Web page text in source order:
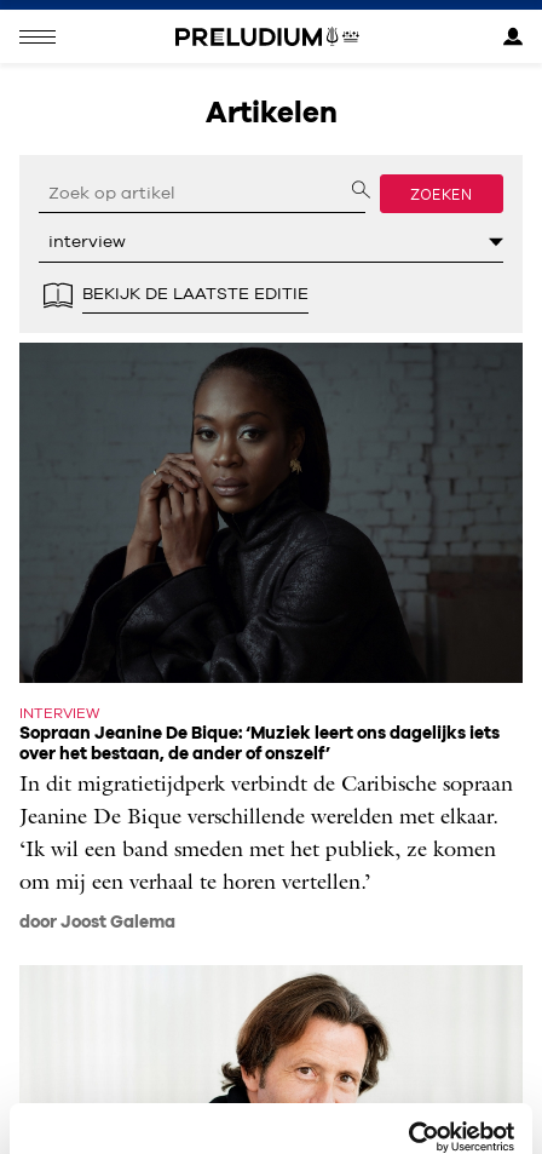
Artikelen
ZOEKEN
BEKIJK DE LAATSTE EDITIE
INTERVIEW
Sopraan Jeanine De Bique: ‘Muziek leert ons dagelijks iets
over het bestaan, de ander of onszelf’
In dit migratietijdperk verbindt de Caribische sopraan
Jeanine De Bique verschillende werelden met elkaar.
‘Ik wil een band smeden met het publiek, ze komen
om mij een verhaal te horen vertellen.’
door Joost Galema